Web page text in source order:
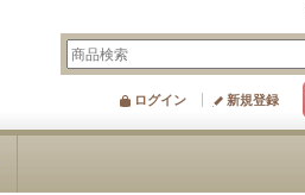
ログイン 新規登録